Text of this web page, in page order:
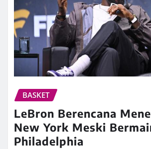
BASKET
LeBron Berencana
New York Meski
Philadelphia